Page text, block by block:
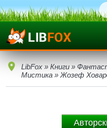
LibFox » Книги »
Мистика » Жозеф